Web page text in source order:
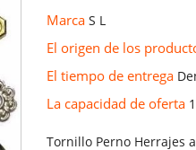
MarcaS L
El origen de los
El tiempo de entrega
La capacidad de oferta
Tornillo Perno Herrajes